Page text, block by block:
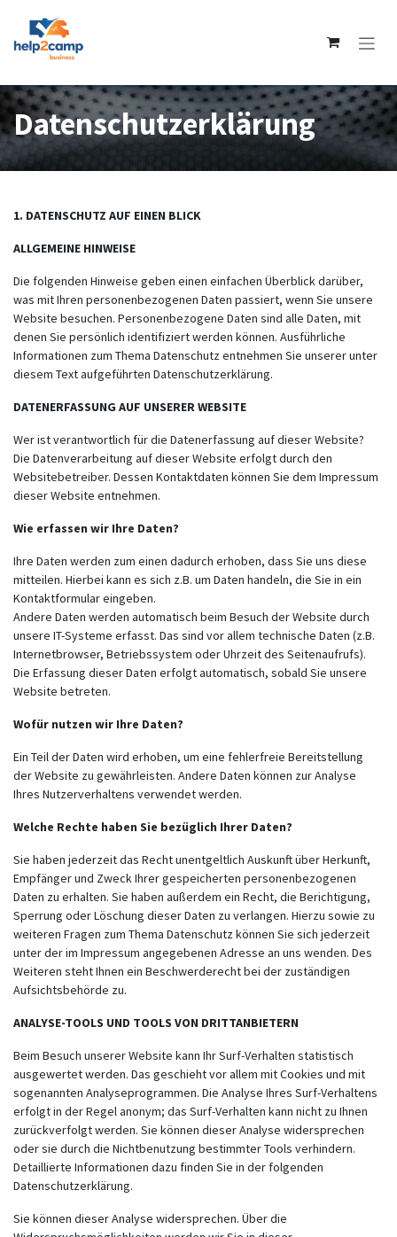
Datenschutzerklärung
1. DATENSCHUTZ AUF EINEN BLICK
ALLGEMEINE HINWEISE
Die folgenden Hinweise geben einen einfachen Überblick darüber,
was mit Ihren personenbezogenen Daten passiert, wenn Sie unsere
Website besuchen. Personenbezogene Daten sind alle Daten, mit
denen Sie persönlich identifiziert werden können. Ausführliche
Informationen zum Thema Datenschutz entnehmen Sie unserer unter
diesem Text aufgeführten Datenschutzerklärung.
DATENERFASSUNG AUF UNSERER WEBSITE
Wer ist verantwortlich für die Datenerfassung auf dieser Website?
Die Datenverarbeitung auf dieser Website erfolgt durch den
Websitebetreiber. Dessen Kontaktdaten können Sie dem Impressum
dieser Website entnehmen.
Wie erfassen wir Ihre Daten?
Ihre Daten werden zum einen dadurch erhoben, dass Sie uns diese
mitteilen. Hierbei kann es sich z.B. um Daten handeln, die Sie in ein
Kontaktformular eingeben.
Andere Daten werden automatisch beim Besuch der Website durch
unsere IT-Systeme erfasst. Das sind vor allem technische Daten (z.B.
Internetbrowser, Betriebssystem oder Uhrzeit des Seitenaufrufs).
Die Erfassung dieser Daten erfolgt automatisch, sobald Sie unsere
Website betreten.
Wofür nutzen wir Ihre Daten?
Ein Teil der Daten wird erhoben, um eine fehlerfreie Bereitstellung
der Website zu gewährleisten. Andere Daten können zur Analyse
Ihres Nutzerverhaltens verwendet werden.
Welche Rechte haben Sie bezüglich Ihrer Daten?
Sie haben jederzeit das Recht unentgeltlich Auskunft über Herkunft,
Empfänger und Zweck Ihrer gespeicherten personenbezogenen
Daten zu erhalten. Sie haben außerdem ein Recht, die Berichtigung,
Sperrung oder Löschung dieser Daten zu verlangen. Hierzu sowie zu
weiteren Fragen zum Thema Datenschutz können Sie sich jederzeit
unter der im Impressum angegebenen Adresse an uns wenden. Des
Weiteren steht Ihnen ein Beschwerderecht bei der zuständigen
Aufsichtsbehörde zu.
ANALYSE-TOOLS UND TOOLS VON DRITTANBIETERN
Beim Besuch unserer Website kann Ihr Surf-Verhalten statistisch
ausgewertet werden. Das geschieht vor allem mit Cookies und mit
sogenannten Analyseprogrammen. Die Analyse Ihres Surf-Verhaltens
erfolgt in der Regel anonym; das Surf-Verhalten kann nicht zu Ihnen
zurückverfolgt werden. Sie können dieser Analyse widersprechen
oder sie durch die Nichtbenutzung bestimmter Tools verhindern.
Detaillierte Informationen dazu finden Sie in der folgenden
Datenschutzerklärung.
Sie können dieser Analyse widersprechen. Über die